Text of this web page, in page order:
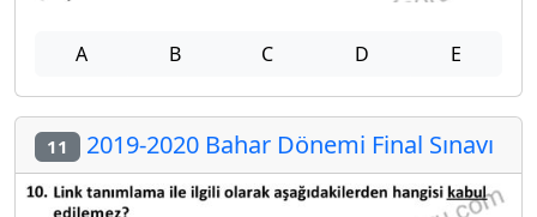
A B C D E
11 2019-2020 Bahar Dönemi Final Sınavı